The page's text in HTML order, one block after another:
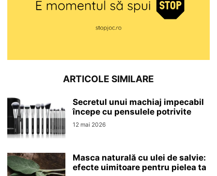
ARTICOLE SIMILARE
Secretul unui machiaj impecabil
începe cu pensulele potrivite
12 mai 2026
Masca naturală cu ulei de salvie:
efecte uimitoare pentru pielea ta